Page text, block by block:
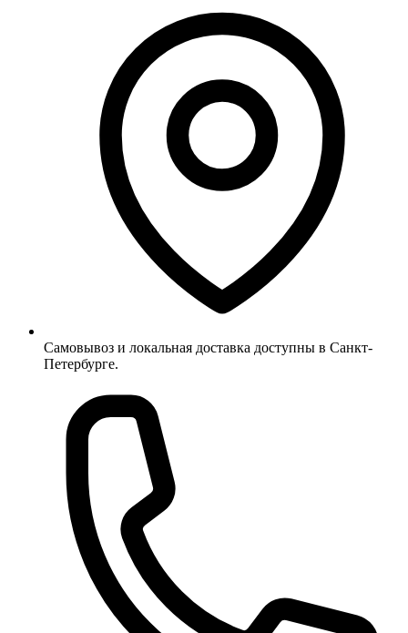
Самовывоз и локальная доставка доступны в Санкт-
Петербурге.